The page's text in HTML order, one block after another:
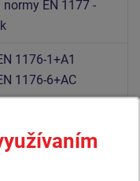
EN 1177 -
1176-1+A1
1176-6+AC
s vysokou
farebnou stálosťou,